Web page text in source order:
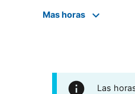
Mas horas
Las